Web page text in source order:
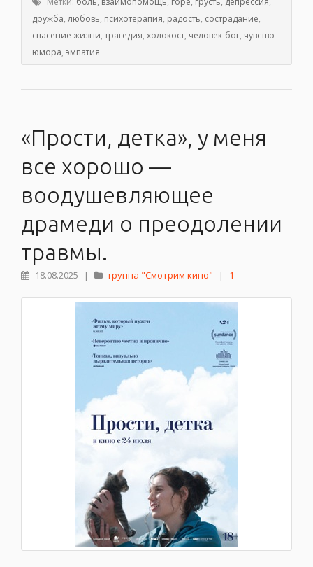
дружба, любовь, психотерапия, радость, сострадание,
спасение жизни,трагедия, холокост, человек-бог, чувство
юмора, эмпатия
«Прости, детка», у меня
все хорошо —
воодушевляющее
драмеди о преодолении
травмы.
18.08.2025 | группа "Смотрим кино" | 1